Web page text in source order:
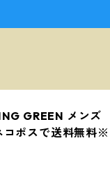
GREEN メンズ
コポスで送料無料※